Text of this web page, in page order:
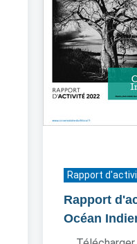
Rapport
Rapport
Océan